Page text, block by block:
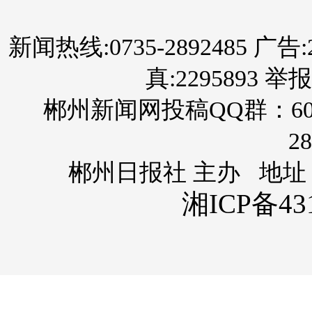
新闻热线:0735-2892485 广告
真:2295893 举
郴州新闻网投稿QQ群：
郴州日报社 主办 地址
湘ICP备